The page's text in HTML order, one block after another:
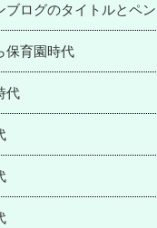
ブログのタイトルとペ
保育園時代
代